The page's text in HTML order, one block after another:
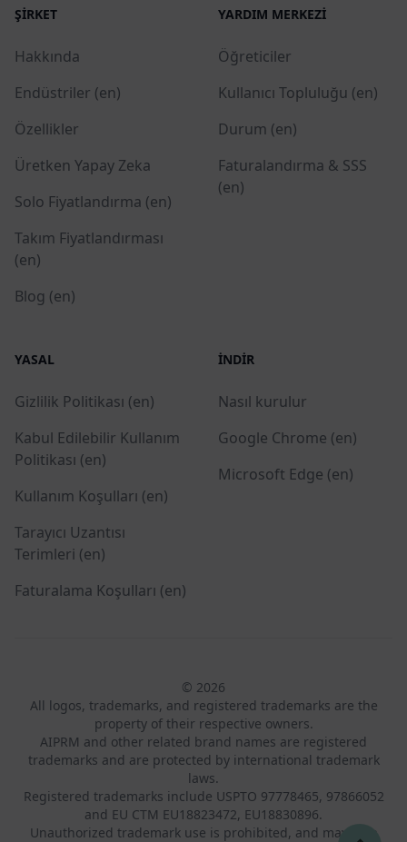
ŞIRKET
Hakkında
Endüstriler (en)
Özellikler
Üretken Yapay Zeka
Solo Fiyatlandırma (en)
Takım Fiyatlandırması
(en)
Blog (en)
YARDIM MERKEZI
Öğreticiler
Kullanıcı Topluluğu (en)
Durum (en)
Faturalandırma & SSS
(en)
YASAL
Gizlilik Politikası (en)
Kabul Edilebilir Kullanım
Politikası (en)
Kullanım Koşulları (en)
Tarayıcı Uzantısı
Terimleri (en)
Faturalama Koşulları (en)
İNDIR
Nasıl kurulur
Google Chrome (en)
Microsoft Edge (en)
© 2026
All logos, trademarks, and registered trademarks are the
property of their respective owners.
AIPRM and other related brand names are registered
trademarks and are protected by international trademark
laws.
Registered trademarks include USPTO 97778465, 97866052
and EU CTM EU18823472, EU18830896.
Unauthorized trademark use is prohibited, and may be a